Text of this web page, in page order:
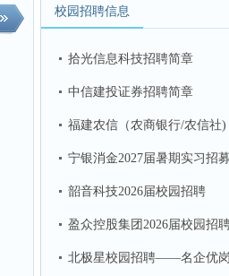
校园招聘信息
拾光信息科技招聘简章
中信建投证券招聘简章
福建农信（农商银行/农信社
宁银消金2027届暑期实习招
韶音科技2026届校园招聘
盈众控股集团2026届校园招
北极星校园招聘——名企优